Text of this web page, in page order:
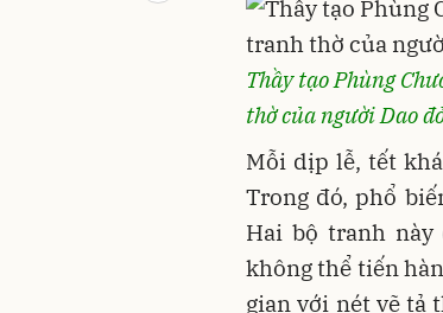
Thầy tạo Phùng
thờ của người Dao
Mỗi dịp lễ, tết
Trong đó, phổ
Hai bộ tranh
không thể tiến
gian với nét vẽ tả